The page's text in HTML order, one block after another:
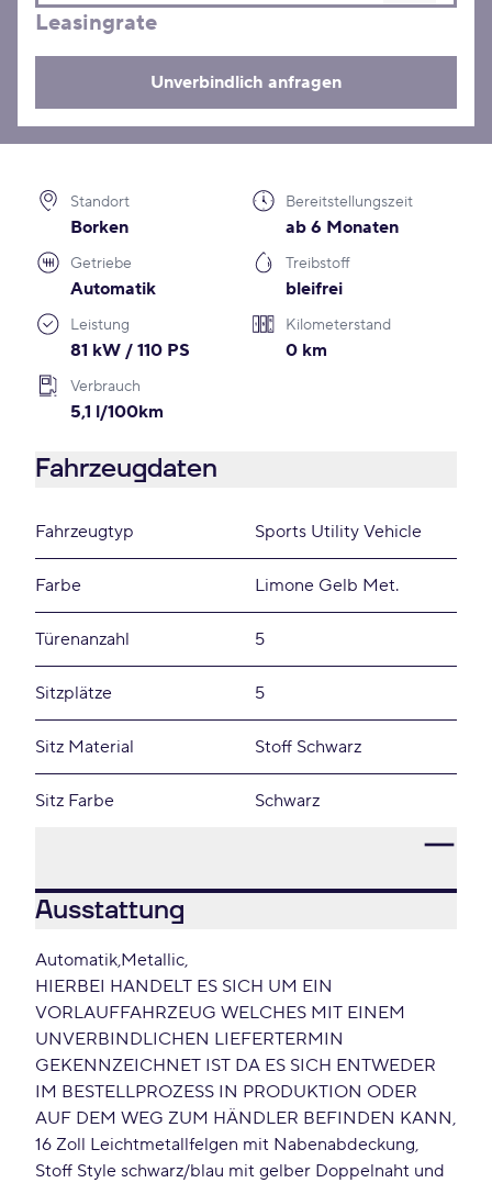
Leasingrate
Unverbindlich anfragen
Standort
Borken
Bereitstellungszeit
ab 6 Monaten
Getriebe
Automatik
Treibstoff
bleifrei
Leistung
81 kW / 110 PS
Kilometerstand
0 km
Verbrauch
5,1 l/100km
Fahrzeugdaten
Fahrzeugtyp Sports Utility Vehicle
Farbe Limone Gelb Met.
Türenanzahl 5
Sitzplätze 5
Sitz Material Stoff Schwarz
Sitz Farbe Schwarz
Ausstattung
Automatik Metallic
HIERBEI HANDELT ES SICH UM EIN
VORLAUFFAHRZEUG WELCHES MIT EINEM
UNVERBINDLICHEN LIEFERTERMIN
GEKENNZEICHNET IST DA ES SICH ENTWEDER
IM BESTELLPROZESS IN PRODUKTION ODER
AUF DEM WEG ZUM HÄNDLER BEFINDEN KANN
16 Zoll Leichtmetallfelgen mit Nabenabdeckung
Stoff Style schwarz/blau mit gelber Doppelnaht und